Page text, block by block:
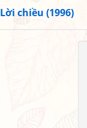
Lời chiều (1996)